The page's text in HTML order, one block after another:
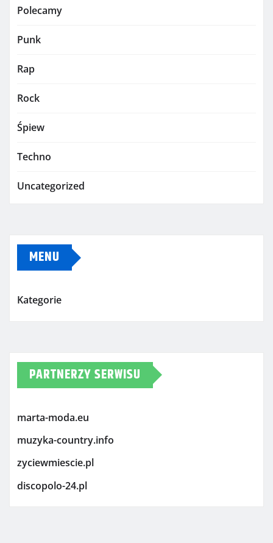
Polecamy
Punk
Rap
Rock
Śpiew
Techno
Uncategorized
MENU
Kategorie
PARTNERZY SERWISU
marta-moda.eu
muzyka-country.info
zyciewmiescie.pl
discopolo-24.pl